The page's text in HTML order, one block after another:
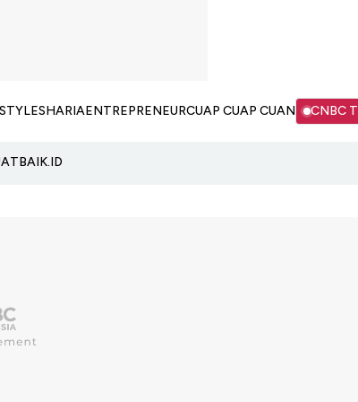
SHARIAENTREPRENEURCUAP CUAP CUAN CNBC